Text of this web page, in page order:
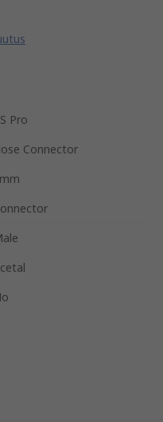
Pro
Connector